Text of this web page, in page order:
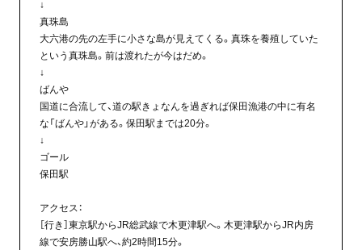
↓
真珠島
大六港の先の左手に小さな島が見えてくる。真珠を養殖していた
という真珠島。前は渡れたが今はだめ。
↓
ばんや
国道に合流して、道の駅きょなんを過ぎれば保田漁港の中に有名
な「ばんや」がある。保田駅までは20分。
↓
ゴール
保田駅
アクセス：
［行き］東京駅からJR総武線で木更津駅へ。木更津駅からJR内房
線で安房勝山駅へ、約2時間15分。